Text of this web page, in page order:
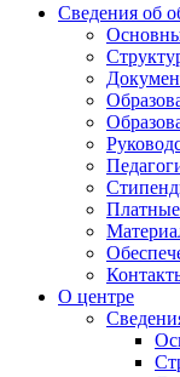
Сведения об
Платные
О центре